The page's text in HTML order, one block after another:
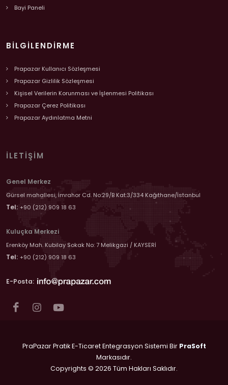
Bayi Paneli
BILGILENDIRME
Prapazar Kullanıcı Sözleşmesi
Prapazar Gizlilik Sözleşmesi
Kişisel Verilerin Korunması ve İşlenmesi Politikası
Prapazar Çerez Politikası
Prapazar Aydınlatma Metni
İLETIŞIM
Genel Merkez
Gürsel mahallesi, İmrahor Cd. No:29/B Kat:3/334 Kağıthane/İstanbul
Tel: +90 (212) 909 18 63
Kuluçka Merkezi
Erenköy Mah. Kubilay Sokak No: 7 Melikgazi / KAYSERİ
Tel: +90 (212) 909 18 63
E-Posta:
PraPazar Pratik E-Ticaret Entegrasyon Sistemi Bir PraSoft
Markasıdır.
Copyrights © 2026 Tüm Hakları Saklıdır.